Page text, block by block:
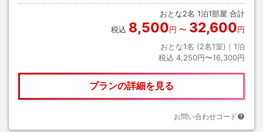
おとな2名 1泊1部屋 合計
税込 8,500円 〜 32,600円
おとな1名 (2名1室)｜ 1泊
税込 4,250円〜16,300円
プランの詳細を見る
お問い合わせコード